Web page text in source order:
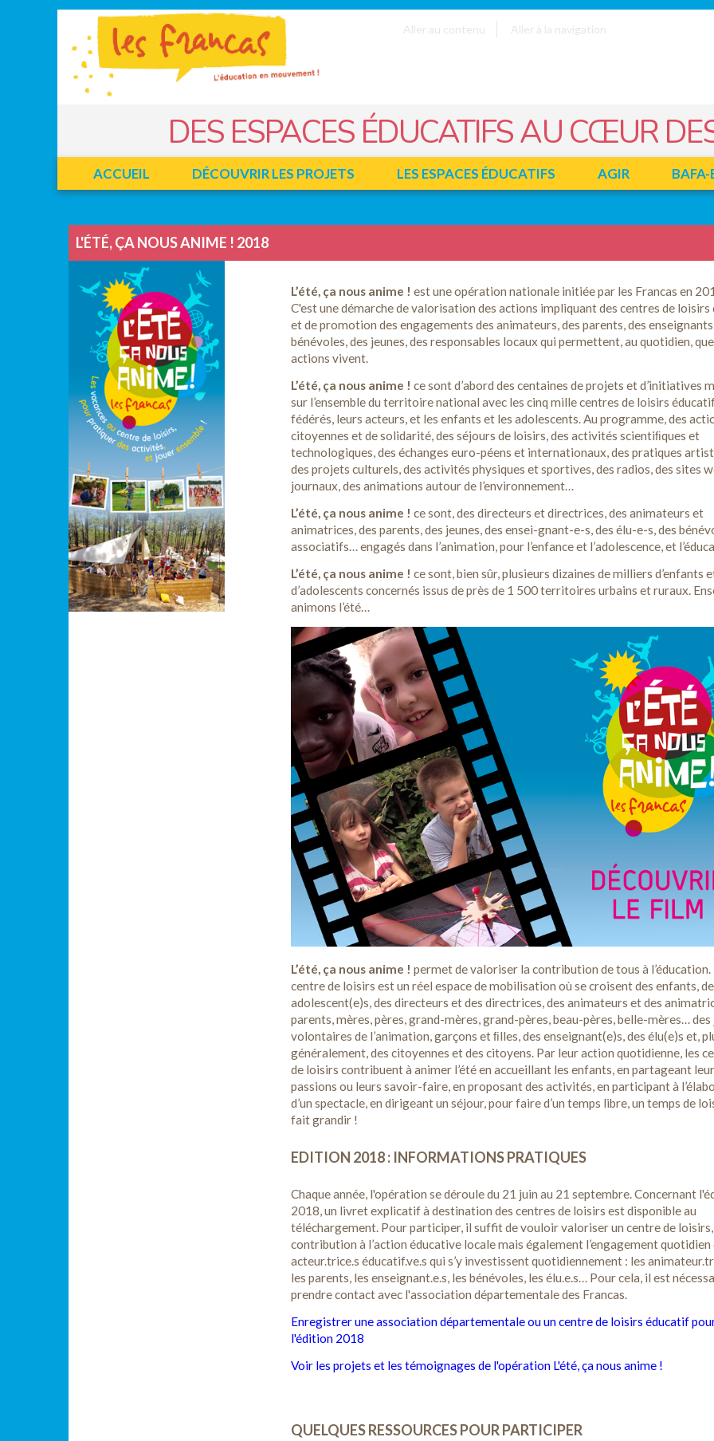
Aller au contenu
Aller à la navigation
DES ESPACES ÉDUCATIFS AU CŒUR
ACCUEIL DÉCOUVRIR LES PROJETS LES ESPACES ÉDUCATIFS AGIR
FacebookTwitter
L'ÉTÉ, ÇA NOUS ANIME ! 2018
L’été, ça nous anime ! est une opération nationale initiée par les Francas en
C'est une démarche de valorisation des actions impliquant des centres de loisirs
et de promotion des engagements des animateurs, des parents, des
bénévoles, des jeunes, des responsables locaux qui permettent, au quotidien,
actions vivent.
L’été, ça nous anime ! ce sont d’abord des centaines de projets et d’initiatives
sur l’ensemble du territoire national avec les cinq mille centres de loisirs
fédérés, leurs acteurs, et les enfants et les adolescents. Au programme, des
citoyennes et de solidarité, des séjours de loisirs, des activités scientiﬁques et
technologiques, des échanges euro-péens et internationaux, des pratiques
des projets culturels, des activités physiques et sportives, des radios, des sites
journaux, des animations autour de l’environnement…
L’été, ça nous anime !ce sont, des directeurs et directrices, des animateurs et
animatrices, des parents, des jeunes, des ensei-gnant-e-s, des élu-e-s, des
associatifs… engagés dans l’animation, pour l’enfance et l’adolescence, et
L’été, ça nous anime ! ce sont, bien sûr, plusieurs dizaines de milliers d’enfants
d’adolescents concernés issus de près de 1 500 territoires urbains et ruraux.
animons l’été…
L’été, ça nous anime ! permet de valoriser la contribution de tous à l’éducation.
centre de loisirs est un réel espace de mobilisation où se croisent des enfants,
adolescent(e)s, des directeurs et des directrices, des animateurs et des
parents, mères, pères, grand-mères, grand-pères, beau-pères, belle-mères… des
volontaires de l’animation, garçons et ﬁlles, des enseignant(e)s, des élu(e)s et,
généralement, des citoyennes et des citoyens. Par leur action quotidienne, les
de loisirs contribuent à animer l’été en accueillant les enfants, en partageant
passions ou leurs savoir-faire, en proposant des activités, en participant à
d’un spectacle, en dirigeant un séjour, pour faire d’un temps libre, un temps de
fait grandir !
EDITION 2018 : INFORMATIONS PRATIQUES
Chaque année, l'opération se déroule du 21 juin au 21 septembre. Concernant
2018, un livret explicatif à destination des centres de loisirs est disponible au
téléchargement. Pour participer, il suffit de vouloir valoriser un centre de loisirs,
contribution à l’action éducative locale mais également l’engagement quotidien
acteur.trice.s éducatif.ve.s qui s’y investissent quotidiennement : les
les parents, les enseignant.e.s, les bénévoles, les élu.e.s… Pour cela, il est
prendre contact avec l'association départementale des Francas.
Enregistrer une association départementale ou un centre de loisirs éducatif
l'édition 2018
Voir les projets et les témoignages de l'opération L'été, ça nous anime !
QUELQUES RESSOURCES POUR PARTICIPER
Panneau de gestion des cookies